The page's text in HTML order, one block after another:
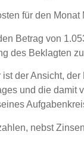
für den
Betrag von
des Beklagten
der Ansicht,
und die
nebst